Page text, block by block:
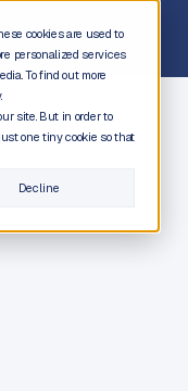
cookies are used to
personalized services
To find out more
site. But in order to
one tiny cookie so that
Decline